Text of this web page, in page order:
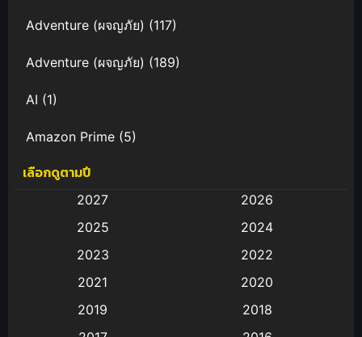
Adventure (ผจญภัย) (117)
Adventure (ผจญภัย) (189)
AI (1)
Amazon Prime (5)
Anal (ประตูหลัง)
Animation การ์ตูน
Animation อนิเมะ
เลือกดูตามปี
2027
2026
2025
2024
2023
2022
2021
2020
2019
2018